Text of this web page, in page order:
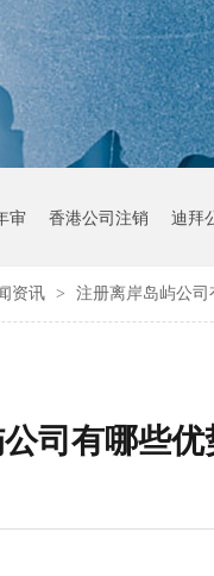
审 香港公司注销 迪拜
资讯 > 注册离岸岛屿公司
司有哪些优